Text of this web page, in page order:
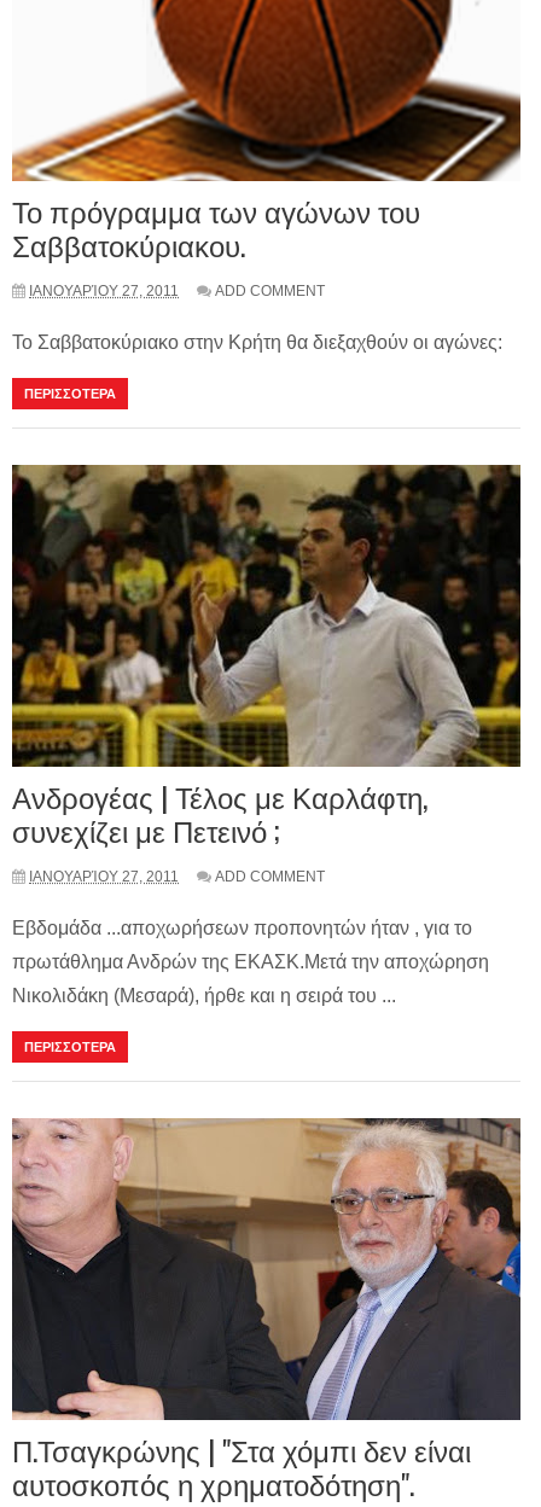
Το πρόγραμμα των αγώνων του
Σαββατοκύριακου.
ΙΑΝΟΥΑΡΊΟΥ 27, 2011 ADD COMMENT
Το Σαββατοκύριακο στην Κρήτη θα διεξαχθούν οι αγώνες:
ΠΕΡΙΣΣΟΤΕΡΑ
Ανδρογέας | Τέλος με Καρλάφτη,
συνεχίζει με Πετεινό ;
ΙΑΝΟΥΑΡΊΟΥ 27, 2011 ADD COMMENT
Εβδομάδα ...αποχωρήσεων προπονητών ήταν , για το
πρωτάθλημα Ανδρών της ΕΚΑΣΚ.Μετά την αποχώρηση
Νικολιδάκη (Μεσαρά), ήρθε και η σειρά του ...
ΠΕΡΙΣΣΟΤΕΡΑ
Π.Τσαγκρώνης | "Στα χόμπι δεν είναι
αυτοσκοπός η χρηματοδότηση".